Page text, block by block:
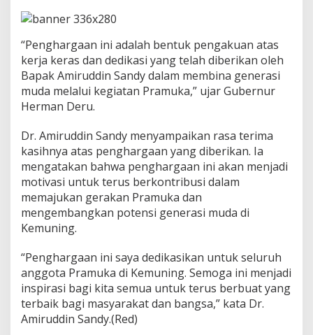
d
i
n
S
a
y
“Penghargaan ini adalah bentuk pengakuan atas
kerja keras dan dedikasi yang telah diberikan oleh
Bapak Amiruddin Sandy dalam membina generasi
muda melalui kegiatan Pramuka,” ujar Gubernur
Herman Deru.
Dr. Amiruddin Sandy menyampaikan rasa terima
kasihnya atas penghargaan yang diberikan. Ia
mengatakan bahwa penghargaan ini akan menjadi
motivasi untuk terus berkontribusi dalam
memajukan gerakan Pramuka dan
mengembangkan potensi generasi muda di
Kemuning.
“Penghargaan ini saya dedikasikan untuk seluruh
anggota Pramuka di Kemuning. Semoga ini menjadi
inspirasi bagi kita semua untuk terus berbuat yang
terbaik bagi masyarakat dan bangsa,” kata Dr.
Amiruddin Sandy.(Red)